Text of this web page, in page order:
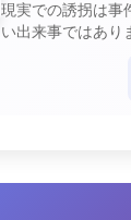
現実での誘拐は事
い出来事ではありません